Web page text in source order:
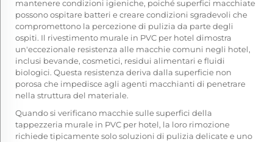
mantenere condizioni igieniche, poiché superfici macchiate
possono ospitare batteri e creare condizioni sgradevoli che
compromettono la percezione di pulizia da parte degli
ospiti. Il rivestimento murale in PVC per hotel dimostra
un'eccezionale resistenza alle macchie comuni negli hotel,
inclusi bevande, cosmetici, residui alimentari e fluidi
biologici. Questa resistenza deriva dalla superficie non
porosa che impedisce agli agenti macchianti di penetrare
nella struttura del materiale.
Quando si verificano macchie sulle superfici della
tappezzeria murale in PVC per hotel, la loro rimozione
richiede tipicamente solo soluzioni di pulizia delicate e uno